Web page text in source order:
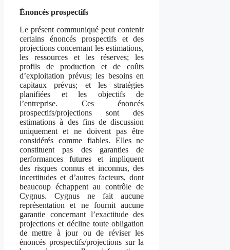
Énoncés prospectifs
Le présent communiqué peut contenir
certains énoncés prospectifs et des
projections concernant les estimations,
les ressources et les réserves; les
profils de production et de coûts
d’exploitation prévus; les besoins en
capitaux prévus; et les stratégies
planifiées et les objectifs de
l’entreprise. Ces énoncés
prospectifs/projections sont des
estimations à des fins de discussion
uniquement et ne doivent pas être
considérés comme fiables. Elles ne
constituent pas des garanties de
performances futures et impliquent
des risques connus et inconnus, des
incertitudes et d’autres facteurs, dont
beaucoup échappent au contrôle de
Cygnus. Cygnus ne fait aucune
représentation et ne fournit aucune
garantie concernant l’exactitude des
projections et décline toute obligation
de mettre à jour ou de réviser les
énoncés prospectifs/projections sur la